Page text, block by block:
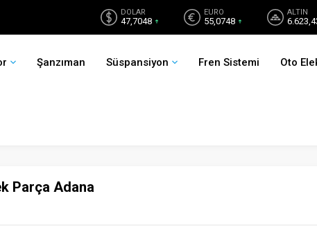
DOLAR
47,7048
EURO
55,0748
ALTIN
Şanzıman Süspansiyon Fren Sistemi Oto
Parça Adana